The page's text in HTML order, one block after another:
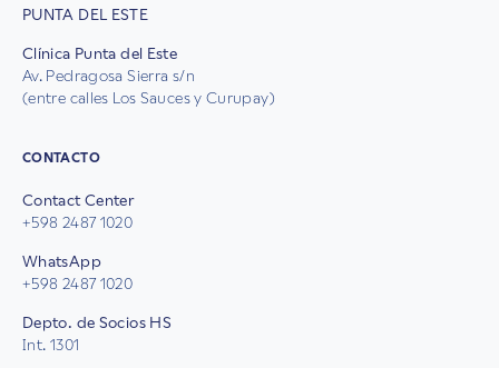
PUNTA DEL ESTE
Clínica Punta del Este
Av. Pedragosa Sierra s/n
(entre calles Los Sauces y Curupay)
CONTACTO
Contact Center
+598 2487 1020
WhatsApp
+598 2487 1020
Depto. de Socios HS
Int. 1301